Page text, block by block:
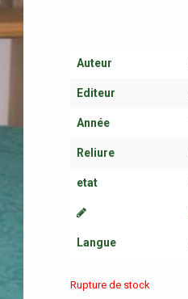
Auteur
Editeur
Année
Reliure
etat
Langue
Rupture de stock